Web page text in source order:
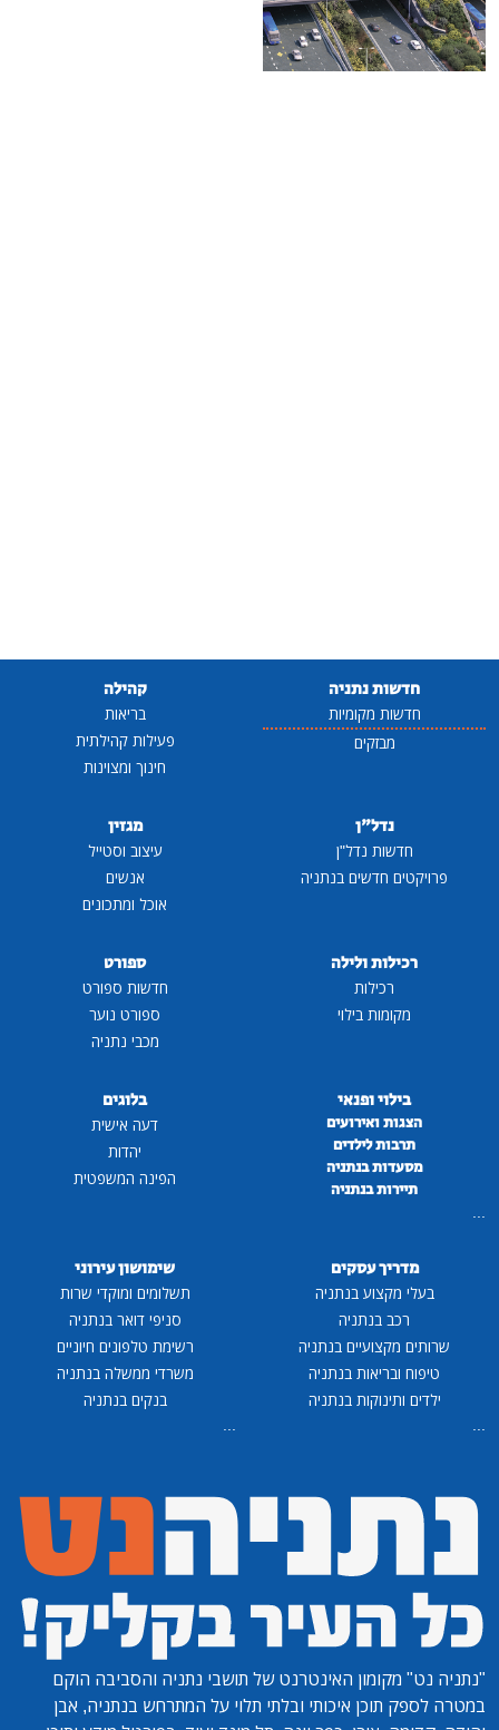
חדשות נתניה
חדשות מקומיות
מבזקים
קהילה
בריאות
פעילות קהילתית
חינוך ומצוינות
נדל"ן
חדשות נדל"ן
פרויקטים חדשים בנתניה
מגזין
עיצוב וסטייל
אנשים
אוכל ומתכונים
רכילות ולילה
רכילות
מקומות בילוי
ספורט
חדשות ספורט
ספורט נוער
מכבי נתניה
בילוי ופנאי
הצגות ואירועים
תרבות לילדים
מסעדות בנתניה
תיירות בנתניה
...
בלוגים
דעה אישית
יהדות
הפינה המשפטית
מדריך עסקים
בעלי מקצוע בנתניה
רכב בנתניה
שרותים מקצועיים בנתניה
טיפוח ובריאות בנתניה
ילדים ותינוקות בנתניה
...
שימושון עירוני
תשלומים ומוקדי שרות
סניפי דואר בנתניה
רשימת טלפונים חיוניים
משרדי ממשלה בנתניה
בנקים בנתניה
...
"נתניה נט" מקומון האינטרנט של תושבי נתניה והסביבה הוקם
במטרה לספק תוכן איכותי ובלתי תלוי על המתרחש בנתניה, אבן